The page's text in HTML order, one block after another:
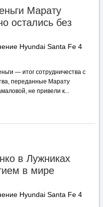
Марату
остались без
Hyundai Santa Fe 4
— итог сотрудничества с
переданные Марату
не привели к...
в Лужниках
в мире
Hyundai Santa Fe 4